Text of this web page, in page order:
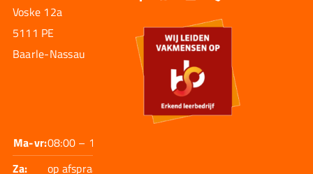
Voske 12a
5111 PE
Baarle-Nassau
Ma-vr:08:00 – 17:30
Za:
op afspraak